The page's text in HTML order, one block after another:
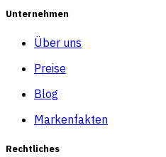
Unternehmen
Über uns
Preise
Blog
Markenfakten
Rechtliches